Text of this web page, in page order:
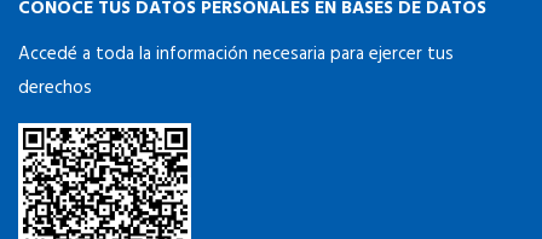
CONOCÉ TUS DATOS PERSONALES EN BASES DE DATOS
Accedé a toda la información necesaria para ejercer tus
derechos